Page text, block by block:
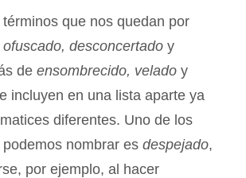
que nos quedan por
ofuscado, desconcertado y
de ensombrecido, velado y
incluyen en una lista aparte ya
diferentes. Uno de los
nombrar es despejado,
por ejemplo, al hacer